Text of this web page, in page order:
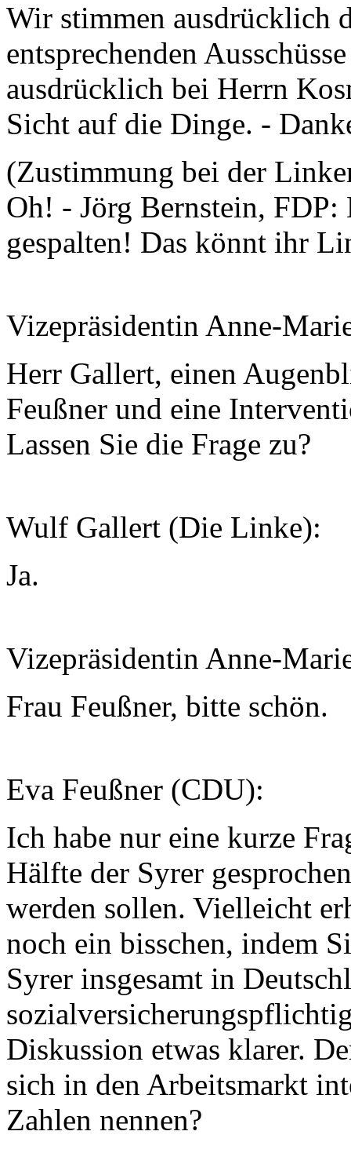
Wir stimmen ausdrücklich
entsprechenden
ausdrücklich bei Herrn
Sicht auf die Dinge. -
(Zustimmung bei der
Oh! - Jörg Bernstein,
gespalten! Das könnt ihr
Vizepräsidentin Anne-
Herr Gallert, einen
Feußner und eine
Lassen Sie die Frage zu?
Wulf Gallert (Die Linke):
Ja.
Vizepräsidentin Anne-
Frau Feußner, bitte schön.
Eva Feußner (CDU):
Ich habe nur eine kurze
Hälfte der Syrer
werden sollen. Vielleicht
noch ein bisschen, indem
Syrer insgesamt in
Diskussion etwas klarer.
sich in den Arbeitsmarkt
Zahlen nennen?